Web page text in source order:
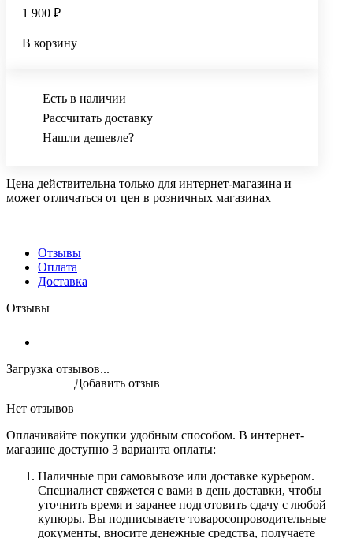
1 900 ₽
В корзину
Есть в наличии
Рассчитать доставку
Нашли дешевле?
Цена действительна только для интернет-магазина и
может отличаться от цен в розничных магазинах
Отзывы
Оплата
Доставка
Отзывы
Загрузка отзывов...
Нет отзывов
Добавить отзыв
Оплачивайте покупки удобным способом. В интернет-
магазине доступно 3 варианта оплаты:
Наличные при самовывозе или доставке курьером.
Специалист свяжется с вами в день доставки, чтобы
уточнить время и заранее подготовить сдачу с любой
купюры. Вы подписываете товаросопроводительные
документы, вносите денежные средства, получаете